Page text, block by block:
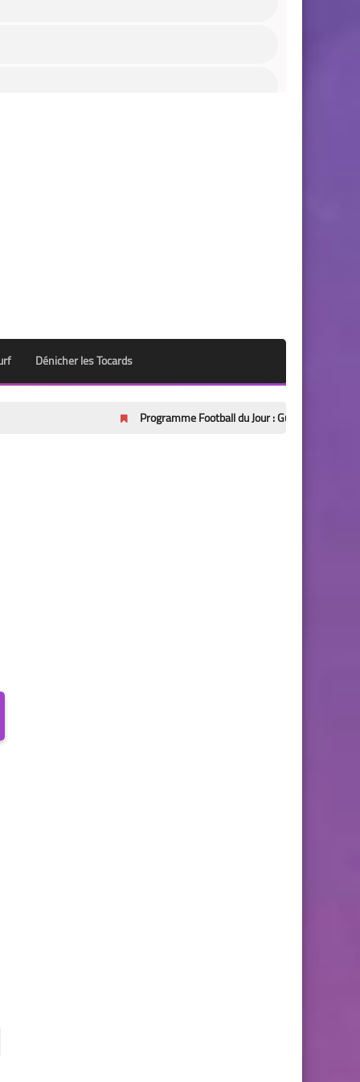
Dénicher les Tocards
Programme Football du Jour : Guide Complet des Chocs